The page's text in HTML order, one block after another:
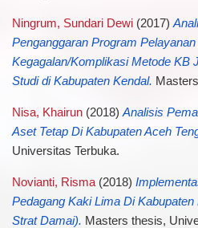
Ningrum, Sundari Dewi(2017)
Penganggaran Program
Kegagalan/Komplikasi Metode KB
Studi di Kabupaten Kendal.
Nisa, Khairun(2018) Analisis
Aset Tetap Di Kabupaten Aceh
Universitas Terbuka.
Novianti, Risma(2018)
Pedagang Kaki Lima Di
Strat Damai). Masters thesis,